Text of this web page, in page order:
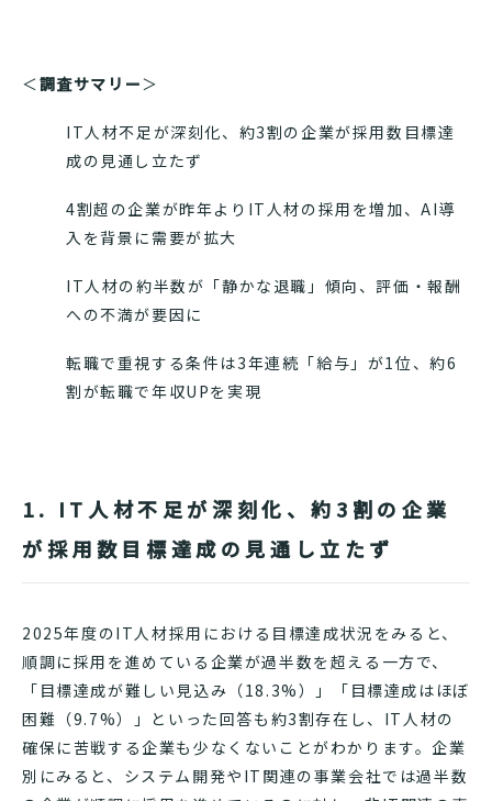
＜調査サマリー＞
IT人材不足が深刻化、約3割の企業が採用数目標達
成の見通し立たず
4割超の企業が昨年よりIT人材の採用を増加、AI導
入を背景に需要が拡大
IT人材の約半数が「静かな退職」傾向、評価・報酬
への不満が要因に
転職で重視する条件は3年連続「給与」が1位、約6
割が転職で年収UPを実現
1. IT人材不足が深刻化、約3割の企業
が採用数目標達成の見通し立たず
2025年度のIT人材採用における目標達成状況をみると、
順調に採用を進めている企業が過半数を超える一方で、
「目標達成が難しい見込み（18.3%）」「目標達成はほぼ
困難（9.7%）」といった回答も約3割存在し、IT人材の
確保に苦戦する企業も少なくないことがわかります。企業
別にみると、システム開発やIT関連の事業会社では過半数